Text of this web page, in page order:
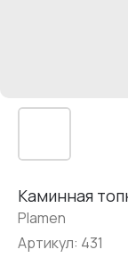
Каминная
Plamen
Артикул: 431